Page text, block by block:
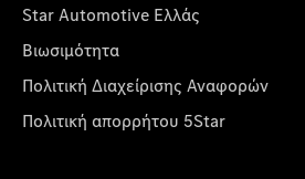
Star Automotive Ελλάς
Βιωσιμότητα
Πολιτική Διαχείρισης Αναφορών
Πολιτική απορρήτου 5Star